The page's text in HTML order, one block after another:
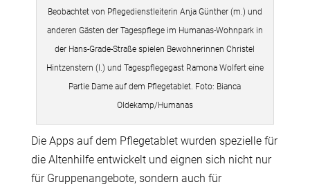
Beobachtet von Pflegedienstleiterin Anja Günther (m.) und
anderen Gästen der Tagespflege im Humanas-Wohnpark in
der Hans-Grade-Straße spielen Bewohnerinnen Christel
Hintzenstern (l.) und Tagespflegegast Ramona Wolfert eine
Partie Dame auf dem Pflegetablet. Foto: Bianca
Oldekamp/Humanas
Die Apps auf dem Pflegetablet wurden spezielle für
die Altenhilfe entwickelt und eignen sich nicht nur
für Gruppenangebote, sondern auch für